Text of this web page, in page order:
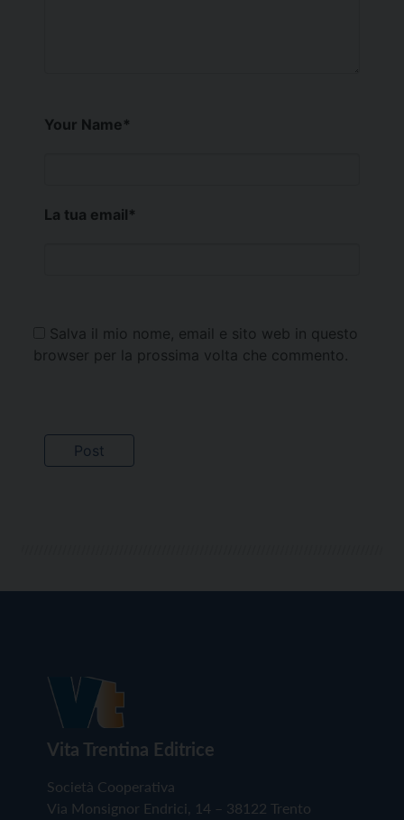
Your Name*
La tua email*
Salva il mio nome, email e sito web in questo
browser per la prossima volta che commento.
Vita Trentina Editrice
Società Cooperativa
Via Monsignor Endrici, 14 – 38122 Trento